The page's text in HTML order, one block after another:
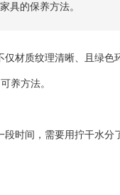
具的保养方法。
材质纹理清晰、且绿
养方法。
时间，需要用拧干水